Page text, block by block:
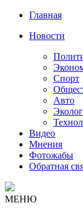
Главная
Новости
Спорт
Авто
Видео
Мнения
Фотожабы
Обратная
МЕНЮ